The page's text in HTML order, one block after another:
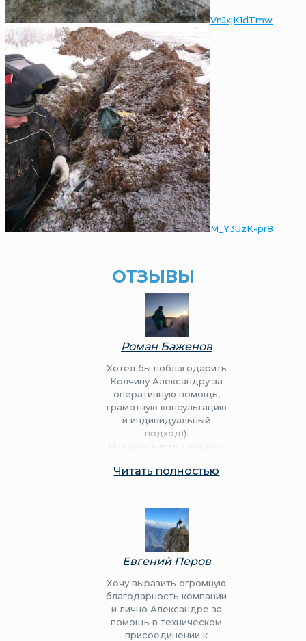
VnJxjK1dTmw
M_Y3UzK-pr8
ОТЗЫВЫ
Роман Баженов
Хотел бы поблагодарить
Колчину Александру за
оперативную помощь,
грамотную консультацию
и индивидуальный
подход)).
На глаза чисто случайно
организация и нисколько
Калининграда за 2494км
(если верить навигатору)
участок купили и уехали
обратно. Думал летом
приеду и буду сидеть в
понятно по документам.
Александра всё
рассказала, объяснила, и
всё сделали
Читать полностью
Евгений Перов
Хочу выразить огромную
благодарность компании
и лично Александре за
помощь в техническом
присоединении к